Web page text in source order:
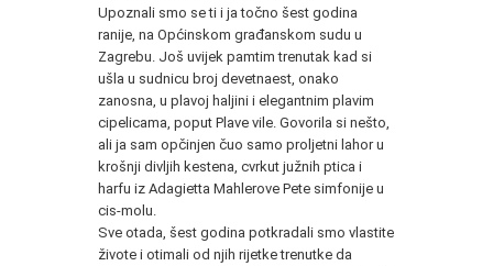
Upoznali smo se ti i ja točno šest godina
ranije, na Općinskom građanskom sudu u
Zagrebu. Još uvijek pamtim trenutak kad si
ušla u sudnicu broj devetnaest, onako
zanosna, u plavoj haljini i elegantnim plavim
cipelicama, poput Plave vile. Govorila si nešto,
ali ja sam opčinjen čuo samo proljetni lahor u
krošnji divljih kestena, cvrkut južnih ptica i
harfu iz Adagietta Mahlerove Pete simfonije u
cis-molu.
Sve otada, šest godina potkradali smo vlastite
živote i otimali od njih rijetke trenutke da